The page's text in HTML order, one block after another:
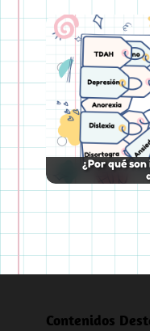
¿Por qué
Contenidos